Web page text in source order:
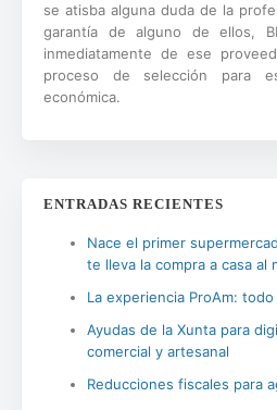
se atisba alguna duda de la
garantía de alguno de ellos,
inmediatamente de ese
proceso de selección para
económica.
ENTRADAS RECIENTES
Nace el primer
te lleva la compra a casa al
La experiencia ProAm:
Ayudas de la Xunta para
comercial y artesanal
Reducciones fiscales para